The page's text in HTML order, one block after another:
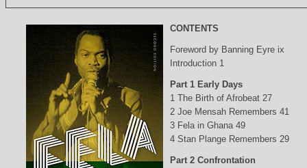
CONTENTS
Foreword by Banning Eyre ix
Introduction 1
Part 1 Early Days
1 The Birth of Afrobeat 27
2 Joe Mensah Remembers 41
3 Fela in Ghana 49
4 Stan Plange Remembers 29
Part 2 Confrontation